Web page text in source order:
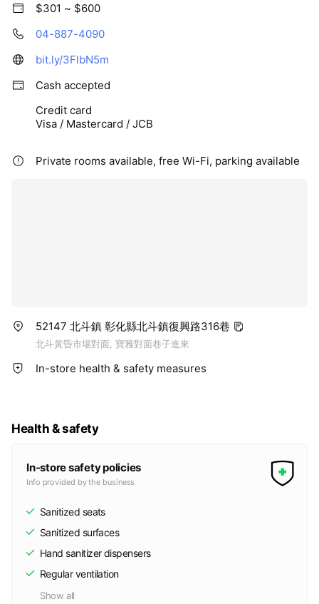
$301 ~ $600
04-887-4090
bit.ly/3FlbN5m
Cash accepted
Credit card
Visa / Mastercard / JCB
Private rooms available, free Wi-Fi, parking available
52147 北斗鎮 彰化縣北斗鎮復興路316巷
北斗黃昏市場對面, 寶雅對面巷子進來
In-store health & safety measures
Health & safety
In-store safety policies
Info provided by the business
Sanitized seats
Sanitized surfaces
Hand sanitizer dispensers
Regular ventilation
Show all